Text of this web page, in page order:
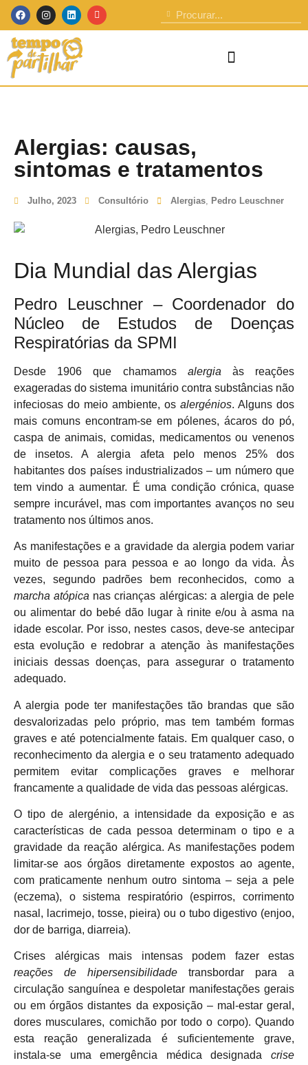
Alergias: causas,
sintomas e tratamentos
Julho, 2023 Consultório Alergias, Pedro Leuschner
Dia Mundial das Alergias
Pedro Leuschner – Coordenador do
Núcleo de Estudos de Doenças
Respiratórias da SPMI
Desde 1906 que chamamos alergia às reações
exageradas do sistema imunitário contra substâncias não
infeciosas do meio ambiente, os alergénios. Alguns dos
mais comuns encontram-se em pólenes, ácaros do pó,
caspa de animais, comidas, medicamentos ou venenos
de insetos. A alergia afeta pelo menos 25% dos
habitantes dos países industrializados – um número que
tem vindo a aumentar. É uma condição crónica, quase
sempre incurável, mas com importantes avanços no seu
tratamento nos últimos anos.
As manifestações e a gravidade da alergia podem variar
muito de pessoa para pessoa e ao longo da vida. Às
vezes, segundo padrões bem reconhecidos, como a
marcha atópica nas crianças alérgicas: a alergia de pele
ou alimentar do bebé dão lugar à rinite e/ou à asma na
idade escolar. Por isso, nestes casos, deve-se antecipar
esta evolução e redobrar a atenção às manifestações
iniciais dessas doenças, para assegurar o tratamento
adequado.
A alergia pode ter manifestações tão brandas que são
desvalorizadas pelo próprio, mas tem também formas
graves e até potencialmente fatais. Em qualquer caso, o
reconhecimento da alergia e o seu tratamento adequado
permitem evitar complicações graves e melhorar
francamente a qualidade de vida das pessoas alérgicas.
O tipo de alergénio, a intensidade da exposição e as
características de cada pessoa determinam o tipo e a
gravidade da reação alérgica. As manifestações podem
limitar-se aos órgãos diretamente expostos ao agente,
com praticamente nenhum outro sintoma – seja a pele
(eczema), o sistema respiratório (espirros, corrimento
nasal, lacrimejo, tosse, pieira) ou o tubo digestivo (enjoo,
dor de barriga, diarreia).
Crises alérgicas mais intensas podem fazer estas
reações de hipersensibilidade transbordar para a
circulação sanguínea e despoletar manifestações gerais
ou em órgãos distantes da exposição – mal-estar geral,
dores musculares, comichão por todo o corpo). Quando
esta reação generalizada é suficientemente grave,
instala-se uma emergência médica designada crise